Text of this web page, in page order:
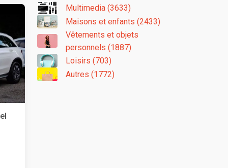
Multimedia (3633)
Maisons et enfants (2433)
Vêtements et objets
personnels (1887)
Loisirs (703)
Autres (1772)